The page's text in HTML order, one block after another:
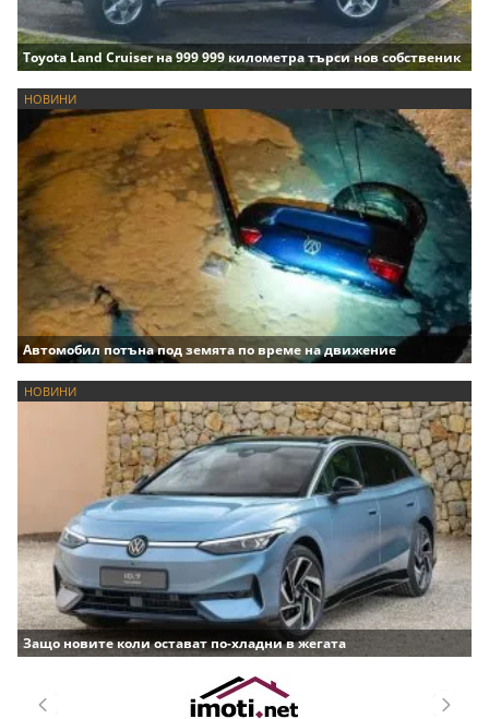
Toyota Land Cruiser на 999 999 километра търси нов собственик
НОВИНИ
Автомобил потъна под земята по време на движение
НОВИНИ
Защо новите коли остават по-хладни в жегата